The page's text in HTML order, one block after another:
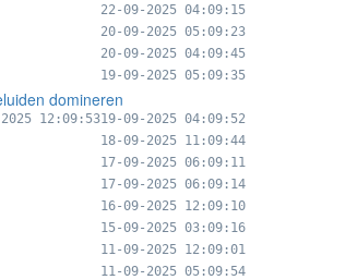
22-09-2025 04:09:15
20-09-2025 05:09:23
20-09-2025 04:09:45
19-09-2025 05:09:35
domineren
19-09-2025 04:09:52
12:09:53
18-09-2025 11:09:44
17-09-2025 06:09:11
17-09-2025 06:09:14
16-09-2025 12:09:10
15-09-2025 03:09:16
11-09-2025 12:09:01
11-09-2025 05:09:54